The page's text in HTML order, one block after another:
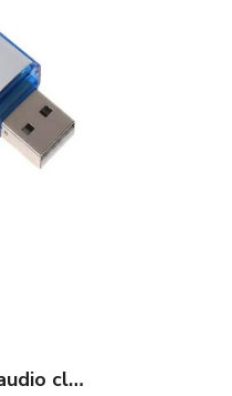
Micro enregistreur audio clé USB 20h d'autonomie